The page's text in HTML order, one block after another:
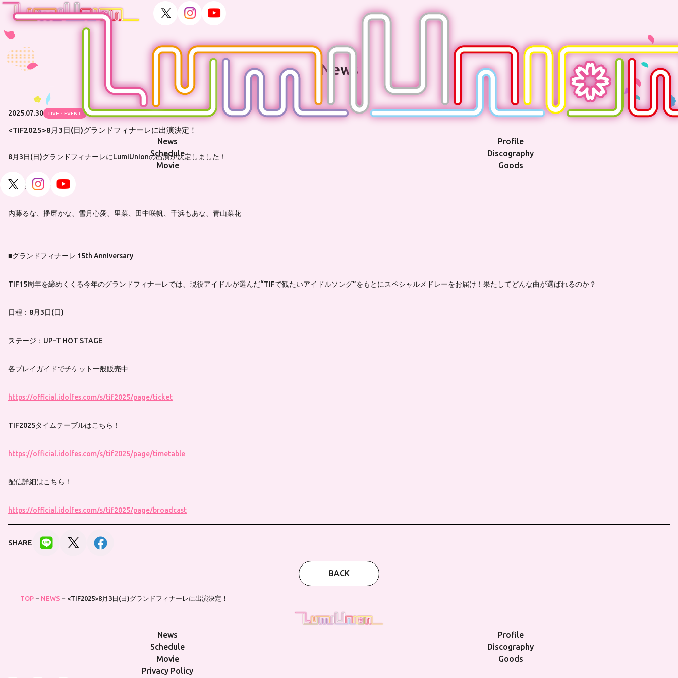
News
Profile
Schedule
Discography
Movie
Goods
News
2025.07.30 LIVE・EVENT
<TIF2025>8月3日(日)グランドフィナーレに出演決定！
8月3日(日)グランドフィナーレにLumiUnionの出演が決定しました！
■出演メンバー
内藤るな、播磨かな、雪月心愛、里菜、田中咲帆、千浜もあな、青山菜花
■グランドフィナーレ 15th Anniversary
TIF15周年を締めくくる今年のグランドフィナーレでは、現役アイドルが選んだ“TIFで観たいアイドルソング”をもとにスペシャルメドレーをお届け！果たしてどんな曲が選ばれるのか？
日程：8月3日(日)
ステージ：UP–T HOT STAGE
各プレイガイドでチケット一般販売中
https://official.idolfes.com/s/tif2025/page/ticket
TIF2025タイムテーブルはこちら！
https://official.idolfes.com/s/tif2025/page/timetable
配信詳細はこちら！
https://official.idolfes.com/s/tif2025/page/broadcast
SHARE
BACK
TOP NEWS <TIF2025>8月3日(日)グランドフィナーレに出演決定！
News
Profile
Schedule
Discography
Movie
Goods
Privacy Policy